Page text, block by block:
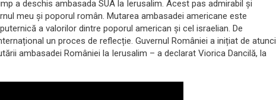
a deschis ambasada SUA la Ierusalim. Acest pas admirabil și
meu și poporul român. Mutarea ambasadei americane este
a valorilor dintre poporul american și cel israelian. De
un proces de reflecție. Guvernul României a inițiat de atunci
ambasadei României la Ierusalim – a declarat Viorica Dancilă, la